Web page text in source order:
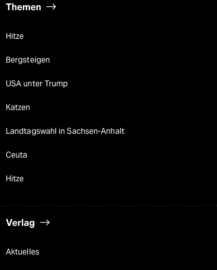
Themen
Hitze
Bergsteigen
USA unter Trump
Katzen
Landtagswahl in Sachsen-Anhalt
Ceuta
Hitze
Verlag
Aktuelles